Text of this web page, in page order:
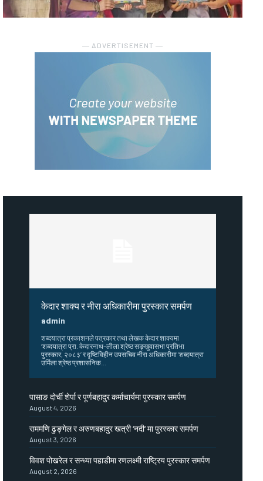
― ADVERTISEMENT ―
केदार शाक्य र नीरा अधिकारीमा पुरस्कार समर्पण
admin
शब्दयात्रा प्रकाशनले पत्रकार तथा लेखक केदार शाक्यमा
‘शब्दयात्रा प्रा. केदारनाथ–लीला श्रेष्ठ सङ्खुवासभा प्रतिभा
पुरस्कार, २०८३’ र दृष्टिविहीन उपसचिव नीरा अधिकारीमा ‘शब्दयात्रा
उर्मिला श्रेष्ठ प्रशासनिक...
पासाङ दोर्ची शेर्पा र पूर्णबहादुर कर्माचार्यमा पुरस्कार समर्पण
August 4, 2026
राममणि ढुङ्गेल र अरुणबहादुर खत्री ‘नदी’ मा पुरस्कार समर्पण
August 3, 2026
विवश पोखरेल र सन्ध्या पहाडीमा रणलक्ष्मी राष्ट्रिय पुरस्कार समर्पण
August 2, 2026